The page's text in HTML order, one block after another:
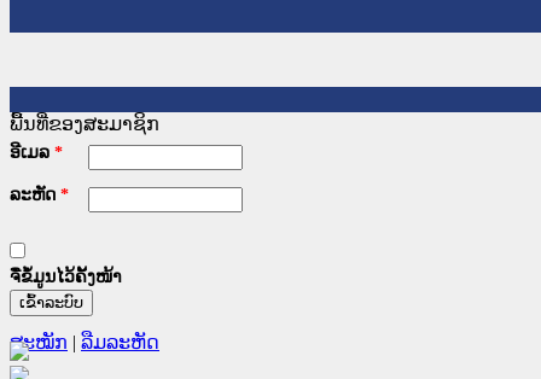
ພື້ນທີ່ຂອງສະມາຊິກ
ອີເມລ *
ລະຫັດ *
ຈື່ຂໍ້ມູນໄວ້ຄັ້ງໜ້າ
ສະໝັກ | ລືມລະຫັດ